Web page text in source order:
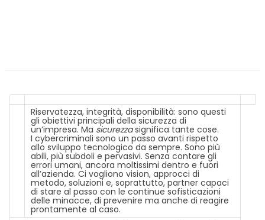
Riservatezza, integrità, disponibilità: sono questi
gli obiettivi principali della sicurezza di
un’impresa. Ma sicurezzasignifica tante cose.
I cybercriminali sono un passo avanti rispetto
allo sviluppo tecnologico da sempre. Sono più
abili, più subdoli e pervasivi. Senza contare gli
errori umani, ancora moltissimi dentro e fuori
all’azienda. Ci vogliono vision, approcci di
metodo, soluzioni e, soprattutto, partner capaci
di stare al passo con le continue sofisticazioni
delle minacce, di prevenire ma anche di reagire
prontamente al caso.